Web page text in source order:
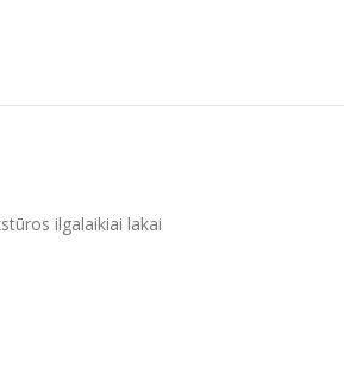
ilgalaikiai lakai